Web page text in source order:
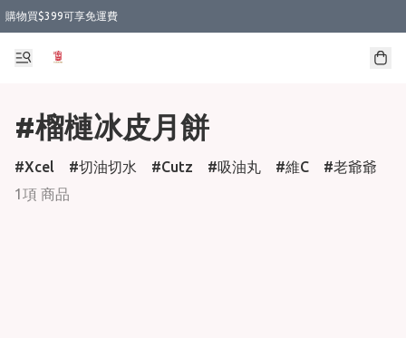
購物買$399可享免運費
#榴槤冰皮月餅
Xcel 切油切水 Cutz 吸油丸 維C 老爺爺
1項 商品